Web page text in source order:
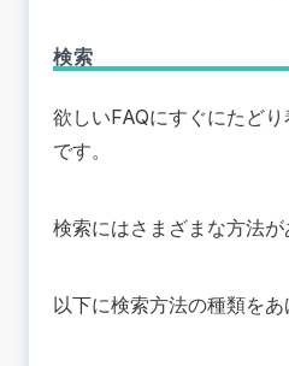
検索
欲しいFAQにすぐにたど
です。
検索にはさまざまな方法が
以下に検索方法の種類をあ